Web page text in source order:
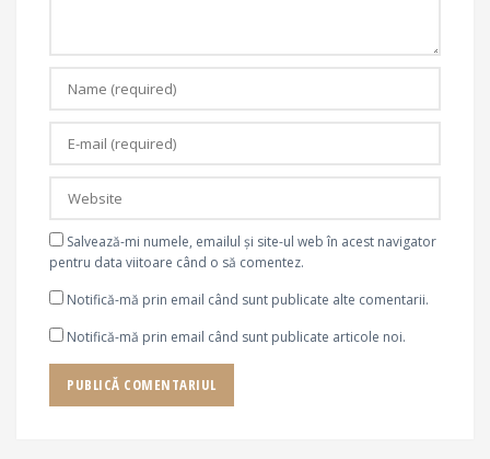
Salvează-mi numele, emailul și site-ul web în acest navigator
pentru data viitoare când o să comentez.
Notifică-mă prin email când sunt publicate alte comentarii.
Notifică-mă prin email când sunt publicate articole noi.